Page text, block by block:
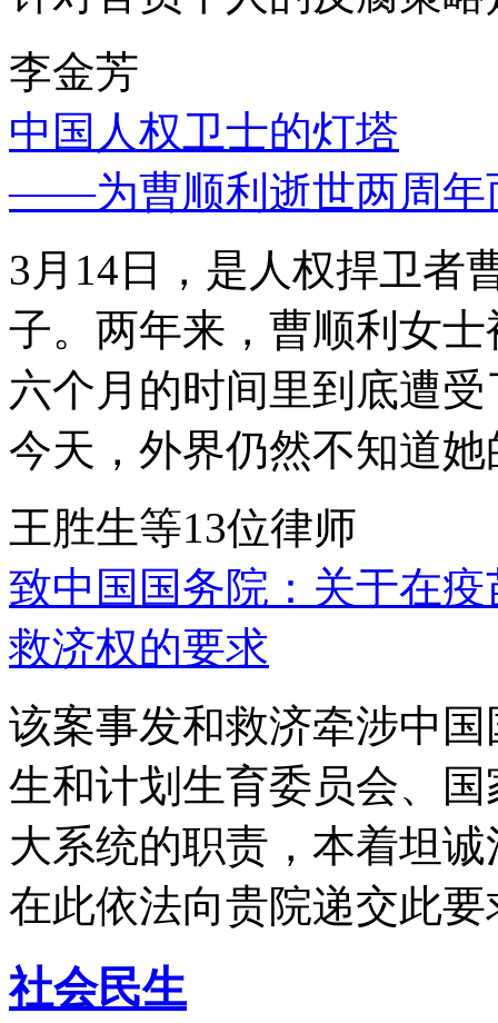
李金芳
中国人权卫士的灯塔
——为曹顺利逝世两周年
3月14日，是人权捍卫者
子。两年来，曹顺利女
六个月的时间里到底遭
今天，外界仍然不知道
王胜生等13位律师
致中国国务院：关于在
救济权的要求
该案事发和救济牵涉中
生和计划生育委员会、
大系统的职责，本着坦
在此依法向贵院递交此要
社会民生